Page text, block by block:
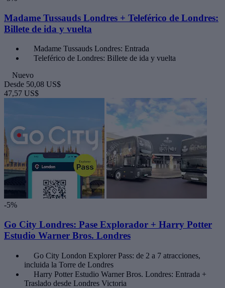
Madame Tussauds Londres + Teleférico de Londres:
Billete de ida y vuelta
Madame Tussauds Londres: Entrada
Teleférico de Londres: Billete de ida y vuelta
Nuevo
Desde 50,08 US$
47,57 US$
-5%
Go City Londres: Pase Explorador + Harry Potter
Estudio Warner Bros. Londres
Go City London Explorer Pass: de 2 a 7 atracciones,
incluida la Torre de Londres
Harry Potter Estudio Warner Bros. Londres: Entrada +
Traslado desde Londres Victoria